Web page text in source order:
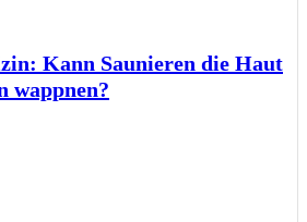
Kann Saunieren die Haut
wappnen?